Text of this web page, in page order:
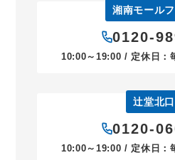
湘南モール
0120-
10:00～19:00 / 定休日：
辻堂北
0120-
10:00～19:00 / 定休日：